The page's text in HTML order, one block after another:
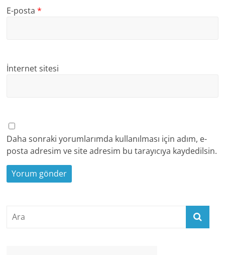
E-posta*
İnternet sitesi
Daha sonraki yorumlarımda kullanılması için adım, e-
posta adresim ve site adresim bu tarayıcıya kaydedilsin.